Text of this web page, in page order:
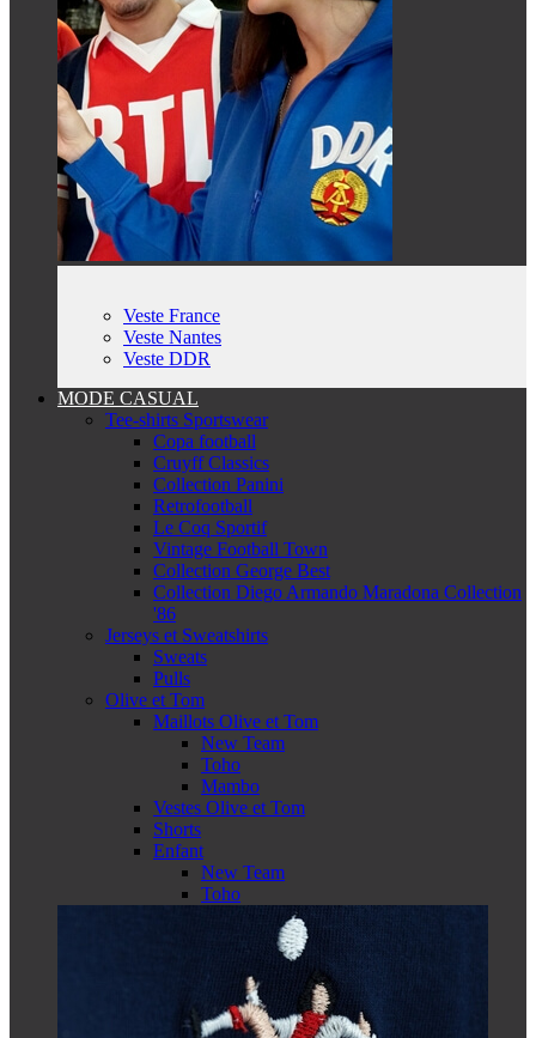
Veste France
Veste Nantes
Veste DDR
MODE CASUAL
Tee-shirts Sportswear
Copa football
Cruyff Classics
Collection Panini
Retrofootball
Le Coq Sportif
Vintage Football Town
Collection George Best
Collection Diego Armando Maradona Collection
'86
Jerseys et Sweatshirts
Sweats
Pulls
Olive et Tom
Maillots Olive et Tom
New Team
Toho
Mambo
Vestes Olive et Tom
Shorts
Enfant
New Team
Toho